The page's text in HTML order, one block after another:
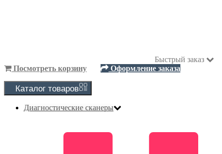
Быстрый заказ
Посмотреть корзину
Оформление заказа
Каталог товаров
Диагностические сканеры